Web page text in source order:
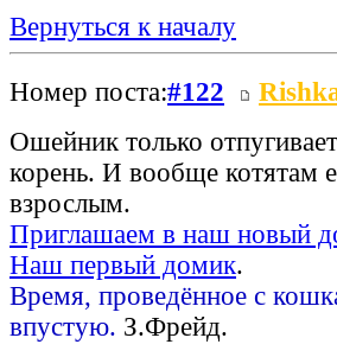
Вернуться к началу
Номер поста:#122
Ошейник только
корень. И вообще котятам
взрослым.
Приглашаем в наш новый
Наш первый домик.
Время, проведённое с
впустую. З.Фрейд.